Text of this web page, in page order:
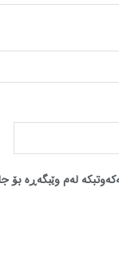
لەم وێبگەڕە بۆ